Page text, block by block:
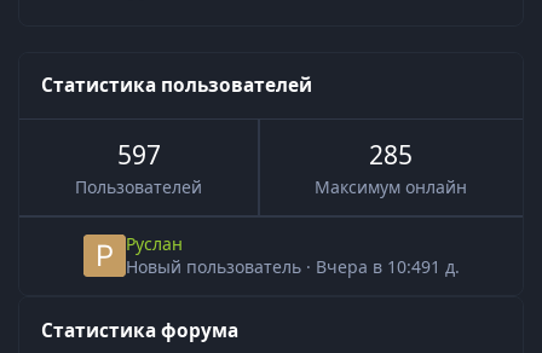
Статистика пользователей
597
Пользователей
285
Максимум онлайн
Руслан
Новый пользователь · Вчера в 10:491 д.
Статистика форума